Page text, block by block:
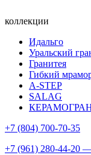
коллекции
Идальго
Уральский
Гранитея
Гибкий
A-STEP
SALAG
+7 (804) 700-70-35
+7 (961) 280-44-20